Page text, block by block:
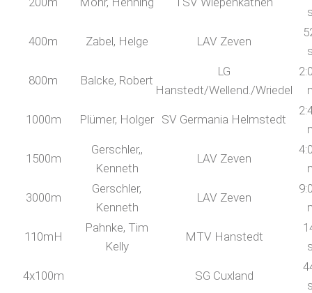
400m Zabel, Helge LAV Zeven
800m Balcke, Robert
LG
Hanstedt/Wellend./Wriedel
1000m Plümer, Holger SV Germania Helmstedt
1500m
Gerschler,,
Kenneth
LAV Zeven
3000m
Gerschler,
Kenneth
LAV Zeven
110mH
Pahnke, Tim
Kelly
MTV Hanstedt
4x100m SG Cuxland